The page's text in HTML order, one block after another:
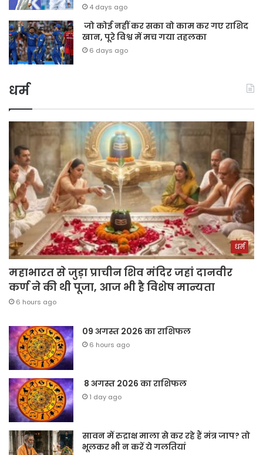
4 days ago
जो कोई नहीं कर सका वो काम कर गए राशिद
खान, पूरे विश्व में मच गया तहलका
6 days ago
धर्म
धर्म
महाभारत से जुड़ा प्राचीन शिव मंदिर जहां दानवीर
कर्ण ने की थी पूजा, आज भी है विशेष मान्यता
6 hours ago
09 अगस्त 2026 का राशिफल
6 hours ago
8 अगस्त 2026 का राशिफल
1 day ago
सावन में रुद्राक्ष माला से कर रहे हैं मंत्र जाप? तो
भूलकर भी न करें ये गलतियां